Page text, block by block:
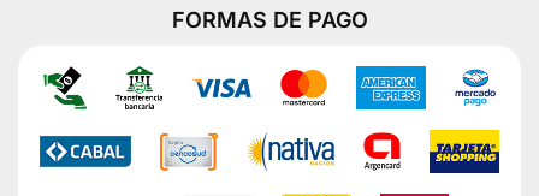
la
del
producto
FORMAS DE PAGO